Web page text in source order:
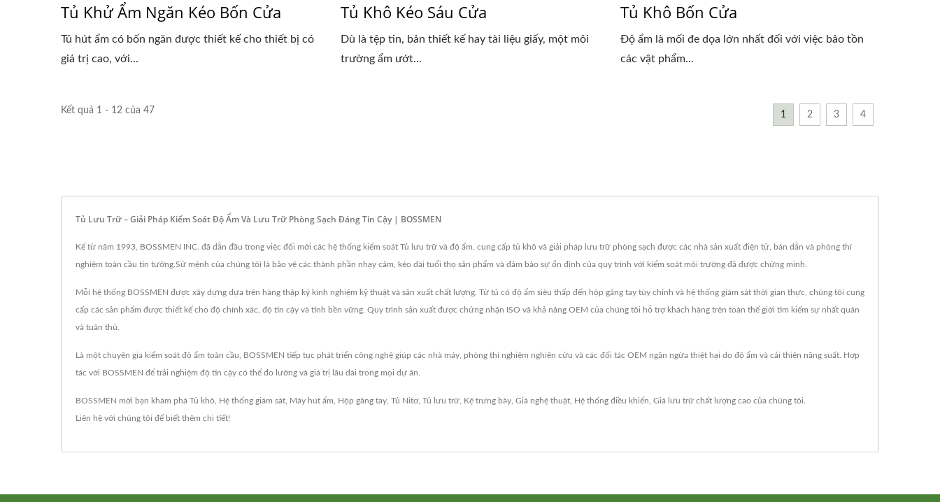
Tủ Khử Ẩm Ngăn Kéo Bốn Cửa
Tủ hút ẩm có bốn ngăn được thiết kế cho thiết bị có
giá trị cao, với...
Tủ Khô Kéo Sáu Cửa
Dù là tệp tin, bản thiết kế hay tài liệu giấy, một môi
trường ẩm ướt...
Tủ Khô Bốn Cửa
Độ ẩm là mối đe dọa lớn nhất đối với việc bảo tồn
các vật phẩm...
Kết quả 1 - 12 của 47 1 2 3 4
Tủ Lưu Trữ – Giải Pháp Kiểm Soát Độ Ẩm Và Lưu Trữ Phòng Sạch Đáng Tin Cậy | BOSSMEN
Kể từ năm 1993, BOSSMEN INC. đã dẫn đầu trong việc đổi mới các hệ thống kiểm soát Tủ lưu trữ và độ ẩm, cung cấp tủ khô và giải pháp lưu trữ phòng sạch được các nhà sản xuất điện tử, bán dẫn và phòng thí
nghiệm toàn cầu tin tưởng.Sứ mệnh của chúng tôi là bảo vệ các thành phần nhạy cảm, kéo dài tuổi thọ sản phẩm và đảm bảo sự ổn định của quy trình với kiểm soát môi trường đã được chứng minh.
Mỗi hệ thống BOSSMEN được xây dựng dựa trên hàng thập kỷ kinh nghiệm kỹ thuật và sản xuất chất lượng. Từ tủ có độ ẩm siêu thấp đến hộp găng tay tùy chỉnh và hệ thống giám sát thời gian thực, chúng tôi cung
cấp các sản phẩm được thiết kế cho độ chính xác, độ tin cậy và tính bền vững. Quy trình sản xuất được chứng nhận ISO và khả năng OEM của chúng tôi hỗ trợ khách hàng trên toàn thế giới tìm kiếm sự nhất quán
và tuân thủ.
Là một chuyên gia kiểm soát độ ẩm toàn cầu, BOSSMEN tiếp tục phát triển công nghệ giúp các nhà máy, phòng thí nghiệm nghiên cứu và các đối tác OEM ngăn ngừa thiệt hại do độ ẩm và cải thiện năng suất. Hợp
tác với BOSSMEN để trải nghiệm độ tin cậy có thể đo lường và giá trị lâu dài trong mọi dự án.
BOSSMEN mời bạn khám phá Tủ khô Hệ thống giám sát Máy hút ẩm Hộp găng tay Tủ Nitơ, Tủ lưu trữ Kệ trưng bày Giá nghệ thuật Hệ thống điều khiển Giá lưu trữ chất lượng cao của chúng tôi.
Liên hệ với chúng tôi để biết thêm chi tiết!